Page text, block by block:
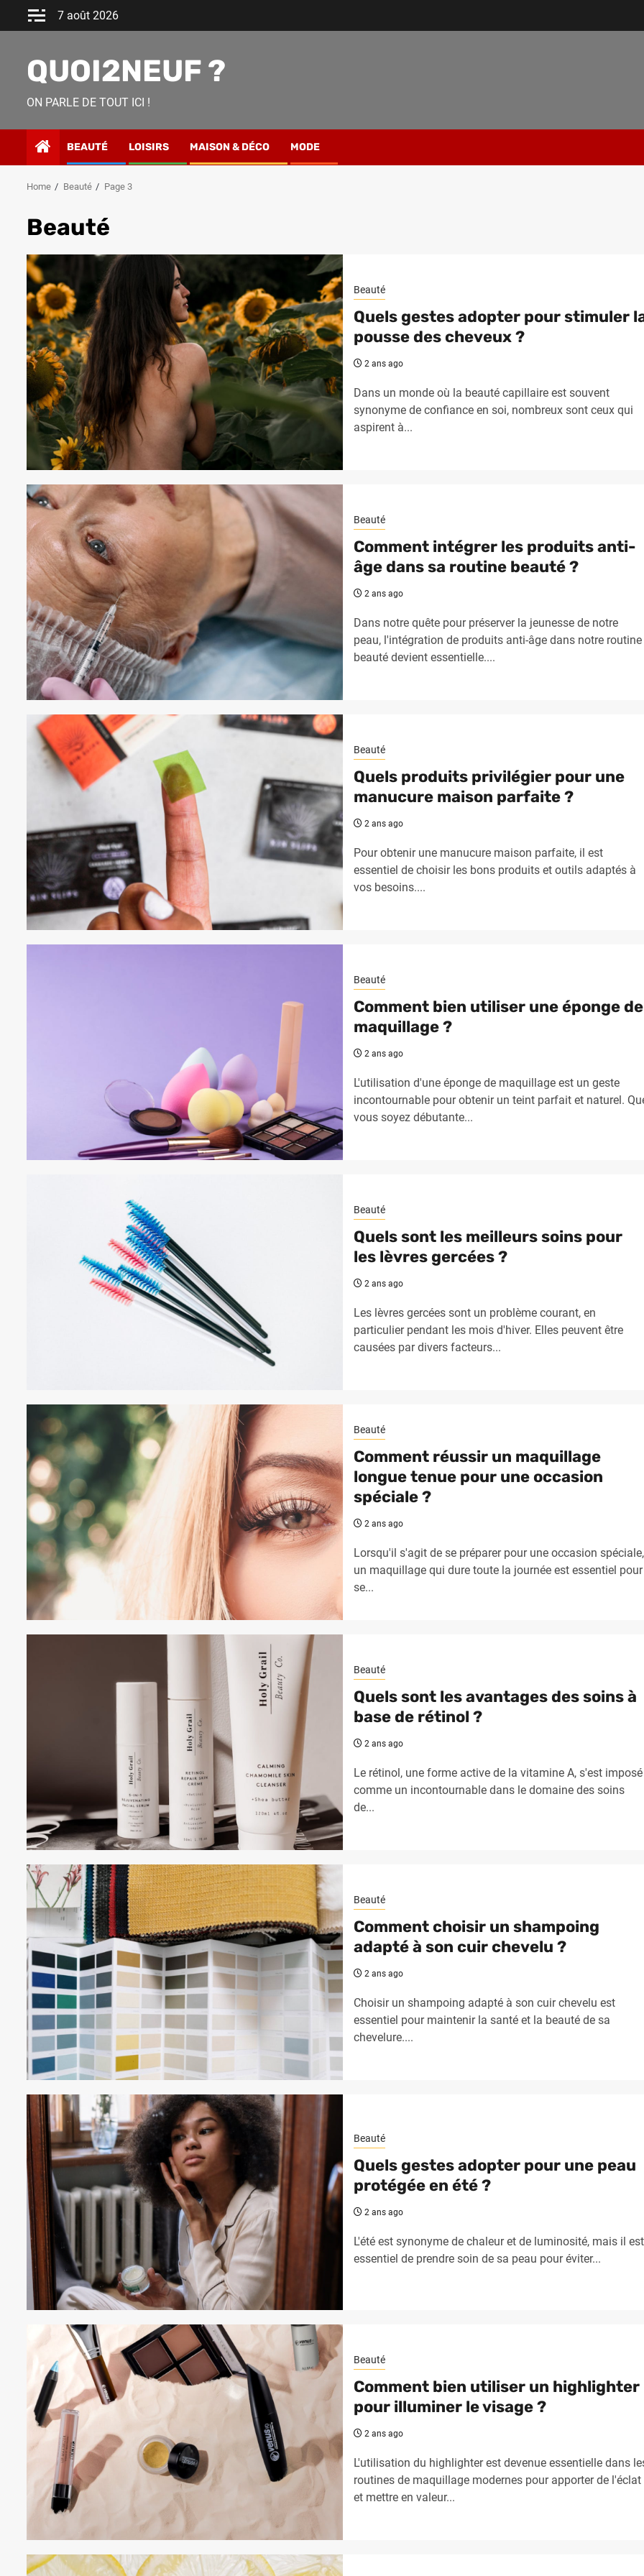
7 août 2026
QUOI2NEUF ?
ON PARLE DE TOUT ICI !
BEAUTÉ LOISIRS MAISON & DÉCO MODE
Home Beauté Page 3
Beauté
Beauté
Quels gestes adopter pour stimuler
pousse des cheveux ?
2 ans ago
Dans un monde où la beauté capillaire est souvent
synonyme de confiance en soi, nombreux sont ceux qui
aspirent à...
Beauté
Comment intégrer les produits anti-
âge dans sa routine beauté ?
2 ans ago
Dans notre quête pour préserver la jeunesse de notre
peau, l'intégration de produits anti-âge dans notre routine
beauté devient essentielle....
Beauté
Quels produits privilégier pour une
manucure maison parfaite ?
2 ans ago
Pour obtenir une manucure maison parfaite, il est
essentiel de choisir les bons produits et outils adaptés à
vos besoins....
Beauté
Comment bien utiliser une éponge de
maquillage ?
2 ans ago
L'utilisation d'une éponge de maquillage est un geste
incontournable pour obtenir un teint parfait et naturel.
vous soyez débutante...
Beauté
Quels sont les meilleurs soins pour
les lèvres gercées ?
2 ans ago
Les lèvres gercées sont un problème courant, en
particulier pendant les mois d'hiver. Elles peuvent être
causées par divers facteurs...
Beauté
Comment réussir un maquillage
longue tenue pour une occasion
spéciale ?
2 ans ago
Lorsqu'il s'agit de se préparer pour une occasion spéciale,
un maquillage qui dure toute la journée est essentiel pour
se...
Beauté
Quels sont les avantages des soins à
base de rétinol ?
2 ans ago
Le rétinol, une forme active de la vitamine A, s'est imposé
comme un incontournable dans le domaine des soins
de...
Beauté
Comment choisir un shampoing
adapté à son cuir chevelu ?
2 ans ago
Choisir un shampoing adapté à son cuir chevelu est
essentiel pour maintenir la santé et la beauté de sa
chevelure....
Beauté
Quels gestes adopter pour une peau
protégée en été ?
2 ans ago
L'été est synonyme de chaleur et de luminosité, mais il est
essentiel de prendre soin de sa peau pour éviter...
Beauté
Comment bien utiliser un highlighter
pour illuminer le visage ?
2 ans ago
L'utilisation du highlighter est devenue essentielle dans
routines de maquillage modernes pour apporter de l'éclat
et mettre en valeur...